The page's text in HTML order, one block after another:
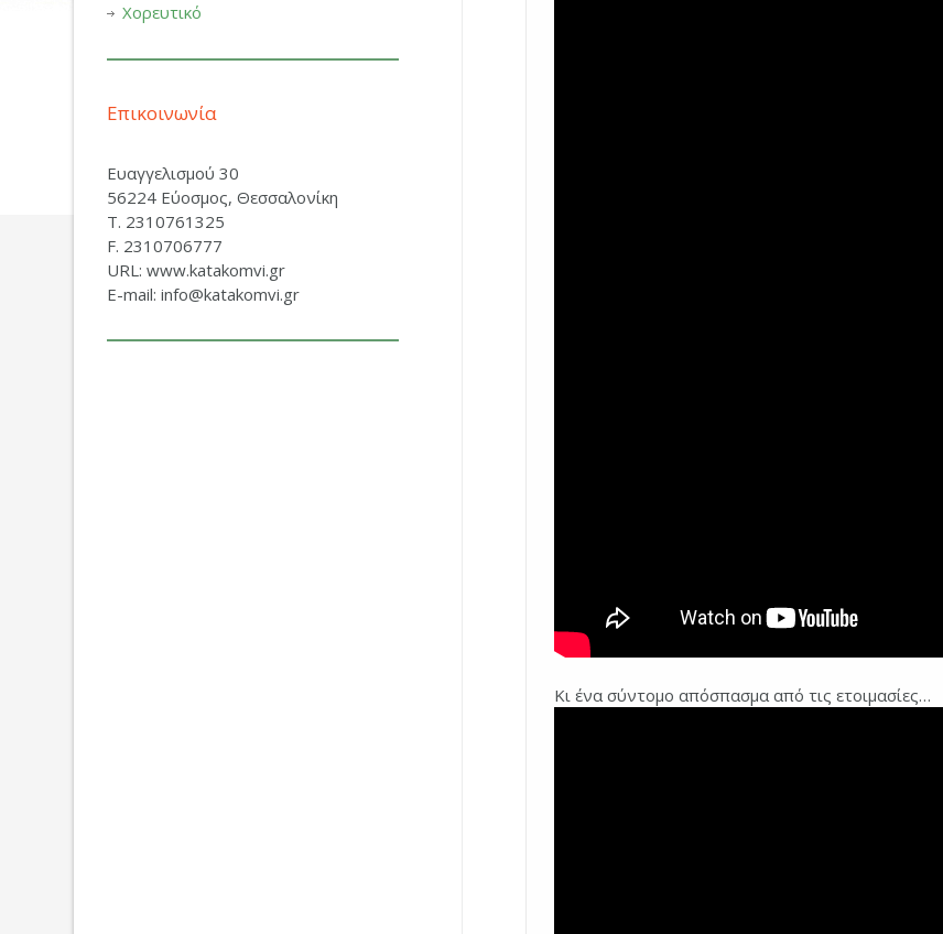
Κι ένα σύντομο απόσπασμα από τις ετοιμασίες…
Χορευτικό
Επικοινωνία
Ευαγγελισμού 30
56224 Εύοσμος, Θεσσαλονίκη
Τ. 2310761325
F. 2310706777
URL: www.katakomvi.gr
E-mail: info@katakomvi.gr